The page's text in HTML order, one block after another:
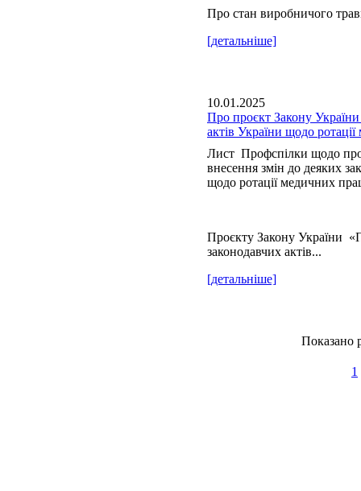
Про стан виробничого
[детальніше]
10.01.2025
Про проєкт Закону
актів України щодо
Лист Профспілки щодо
внесення змін до деяких
щодо ротації медичних
Проєкту Закону України
законодавчих актів...
[детальніше]
Показано
1